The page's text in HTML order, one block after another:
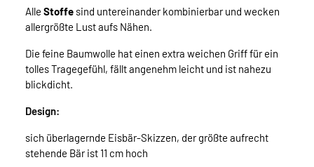
Alle Stoffe sind untereinander kombinierbar und wecken
allergrößte Lust aufs Nähen.
Die feine Baumwolle hat einen extra weichen Griff für ein
tolles Tragegefühl, fällt angenehm leicht und ist nahezu
blickdicht.
Design:
sich überlagernde Eisbär-Skizzen, der größte aufrecht
stehende Bär ist 11 cm hoch